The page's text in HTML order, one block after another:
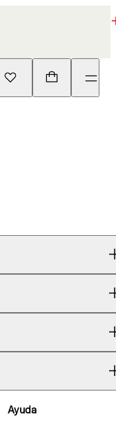
Ayuda